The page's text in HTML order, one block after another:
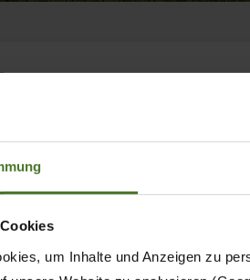
um Inhalte und Anzeigen zu